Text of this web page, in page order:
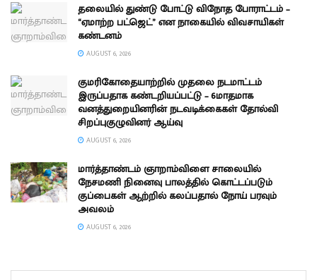
தலையில் துண்டு போட்டு விநோத போராட்டம் –
“ஏமாற்ற பட்ஜெட்” என நாகையில் விவசாயிகள்
கண்டனம்
AUGUST 6, 2026
குமரிகோதையாற்றில் முதலை நடமாட்டம்
இருப்பதாக கண்டறியப்பட்டு – 6மாதமாக
வனத்துறையினரின் நடவடிக்கைகள் தோல்வி
சிறப்புகுழுவினர் ஆய்வு
AUGUST 6, 2026
மார்த்தாண்டம் ஞாறாம்விளை சாலையில்
நேசமணி நினைவு பாலத்தில் கொட்டப்படும்
குப்பைகள் ஆற்றில் கலப்பதால் நோய் பரவும்
அவலம்
AUGUST 6, 2026